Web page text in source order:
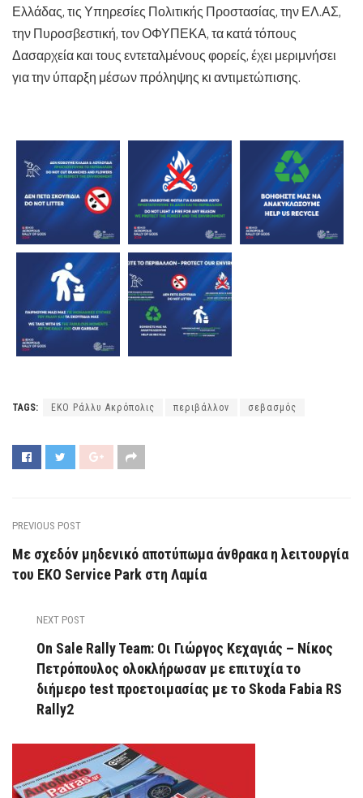
Ελλάδας, τις Υπηρεσίες Πολιτικής Προστασίας, την ΕΛ.ΑΣ,
την Πυροσβεστική, τον ΟΦΥΠΕΚΑ, τα κατά τόπους
Δασαρχεία και τους εντεταλμένους φορείς, έχει μεριμνήσει
για την ύπαρξη μέσων πρόληψης κι αντιμετώπισης.
TAGS: ΕΚΟ Ράλλυ Ακρόπολις περιβάλλον σεβασμός
PREVIOUS POST
Με σχεδόν μηδενικό αποτύπωμα άνθρακα η λειτουργία
του ΕΚΟ Service Park στη Λαμία
NEXT POST
On Sale Rally Team: Οι Γιώργος Κεχαγιάς – Νίκος
Πετρόπουλος ολοκλήρωσαν με επιτυχία το
διήμερο test προετοιμασίας με το Skoda Fabia RS
Rally2